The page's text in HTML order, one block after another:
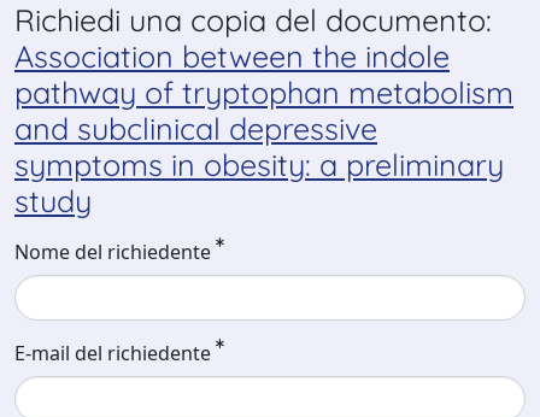
Richiedi una copia del documento:
Association between the indole
pathway of tryptophan metabolism
and subclinical depressive
symptoms in obesity: a preliminary
study
Nome del richiedente
E-mail del richiedente